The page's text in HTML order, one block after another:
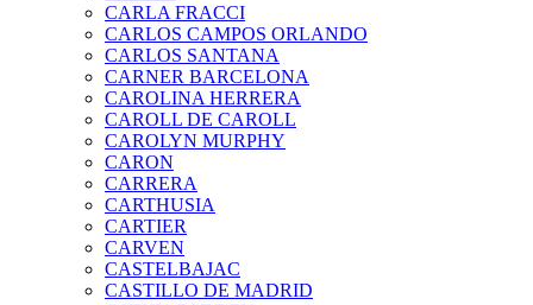
CARLA FRACCI
CARLOS CAMPOS ORLANDO
CARLOS SANTANA
CARNER BARCELONA
CAROLINA HERRERA
CAROLL DE CAROLL
CAROLYN MURPHY
CARON
CARRERA
CARTHUSIA
CARTIER
CARVEN
CASTELBAJAC
CASTILLO DE MADRID